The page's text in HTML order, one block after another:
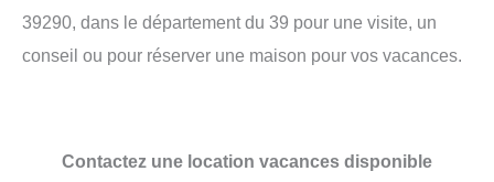
39290, dans le département du 39 pour une visite, un
conseil ou pour réserver une maison pour vos vacances.
Contactez une location vacances disponible